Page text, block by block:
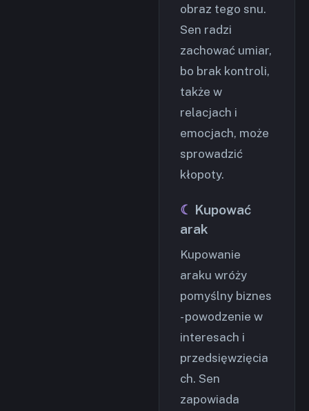
obraz tego snu.
Sen radzi
zachować umiar,
bo brak kontroli,
także w
relacjach i
emocjach, może
sprowadzić
kłopoty.
Kupować
arak
Kupowanie
araku wróży
pomyślny biznes
- powodzenie w
interesach i
przedsięwzięcia
ch. Sen
zapowiada